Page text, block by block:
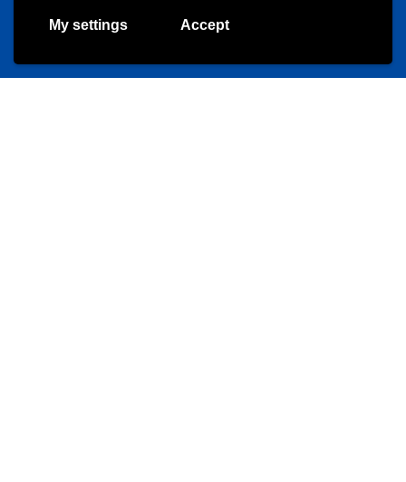
My settings Accept
jugendprais.lu